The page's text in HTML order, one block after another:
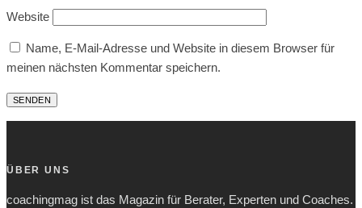
Website
Name, E-Mail-Adresse und Website in diesem Browser für
meinen nächsten Kommentar speichern.
ÜBER UNS
coachingmag ist das Magazin für Berater, Experten und Coaches.